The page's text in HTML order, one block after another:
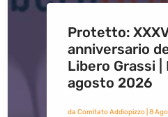
Protetto: XXXV
anniversario
Libero Grassi |
agosto 2026
da Comitato Addiopizzo| 8